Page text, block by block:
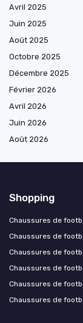
Avril 2025
Juin 2025
Août 2025
Octobre 2025
Décembre 2025
Février 2026
Avril 2026
Juin 2026
Août 2026
Shopping
Chaussures de
Chaussures de
Chaussures de
Chaussures de
Chaussures de
Chaussures de